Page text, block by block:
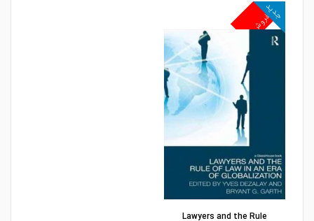
پرفروش
جدید
Lawyers and the Rule